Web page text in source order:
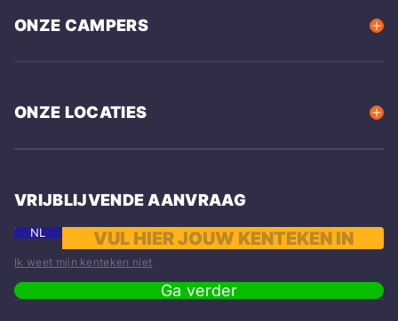
ONZE CAMPERS
ONZE LOCATIES
VRIJBLIJVENDE AANVRAAG
NL
Ik weet mijn kenteken niet
Ga verder